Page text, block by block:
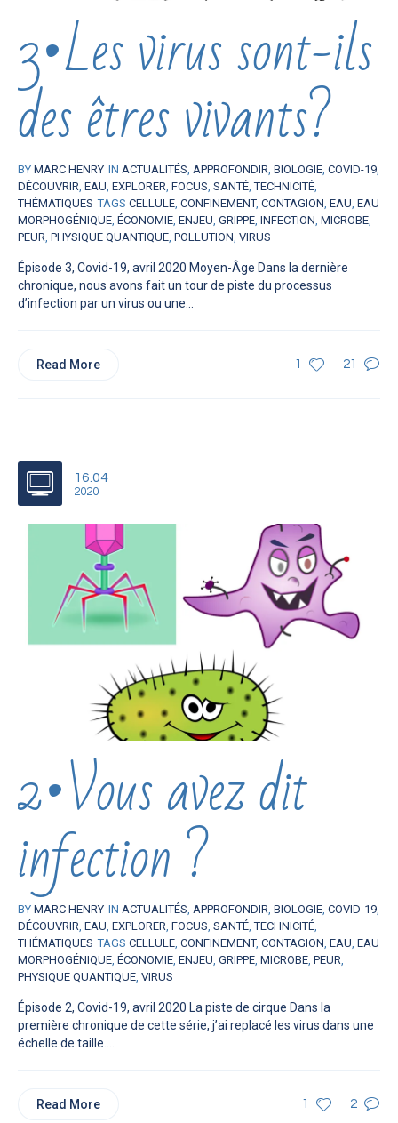
3•Les virus sont-ils
des êtres vivants?
BY MARC HENRY IN ACTUALITÉS, APPROFONDIR, BIOLOGIE, COVID-19,
DÉCOUVRIR, EAU, EXPLORER, FOCUS, SANTÉ,TECHNICITÉ,
THÉMATIQUES TAGS CELLULE, CONFINEMENT, CONTAGION, EAU, EAU
MORPHOGÉNIQUE, ÉCONOMIE, ENJEU, GRIPPE, INFECTION, MICROBE,
PEUR, PHYSIQUE QUANTIQUE, POLLUTION, VIRUS
Épisode 3, Covid-19, avril 2020 Moyen-Âge Dans la dernière
chronique, nous avons fait un tour de piste du processus
d’infection par un virus ou une...
1 21
Read More
16.04
2020
2•Vous avez dit
infection ?
BY MARC HENRY IN ACTUALITÉS, APPROFONDIR, BIOLOGIE, COVID-19,
DÉCOUVRIR, EAU, EXPLORER, FOCUS, SANTÉ,TECHNICITÉ,
THÉMATIQUES TAGS CELLULE, CONFINEMENT, CONTAGION, EAU, EAU
MORPHOGÉNIQUE, ÉCONOMIE, ENJEU, GRIPPE, MICROBE, PEUR,
PHYSIQUE QUANTIQUE, VIRUS
Épisode 2, Covid-19, avril 2020 La piste de cirque Dans la
première chronique de cette série, j’ai replacé les virus dans une
échelle de taille....
1 2
Read More